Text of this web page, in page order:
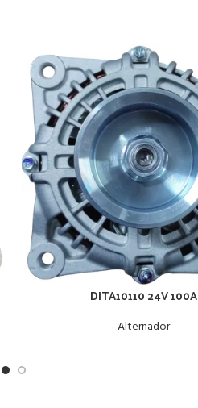
DITA10110 24V 100A
Alternador